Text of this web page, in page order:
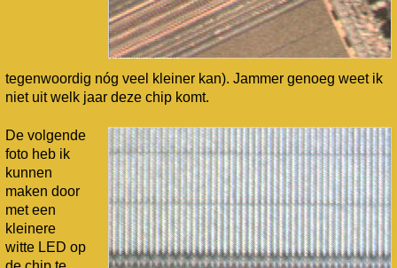
tegenwoordig nóg veel kleiner kan). Jammer genoeg weet ik
niet uit welk jaar deze chip komt.
De volgende
foto heb ik
kunnen
maken door
met een
kleinere
witte LED op